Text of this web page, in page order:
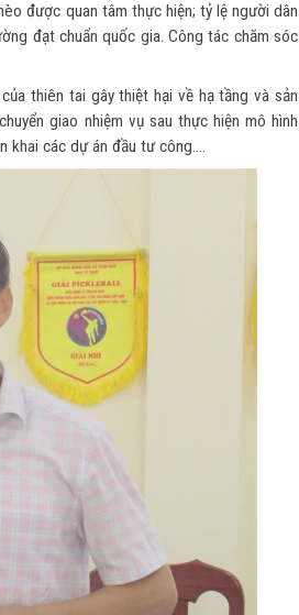
được quan tâm thực hiện; tỷ lệ người dân
đạt chuẩn quốc gia. Công tác chăm sóc
thiên tai gây thiệt hại về hạ tầng và sản
giao nhiệm vụ sau thực hiện mô hình
khai các dự án đầu tư công....